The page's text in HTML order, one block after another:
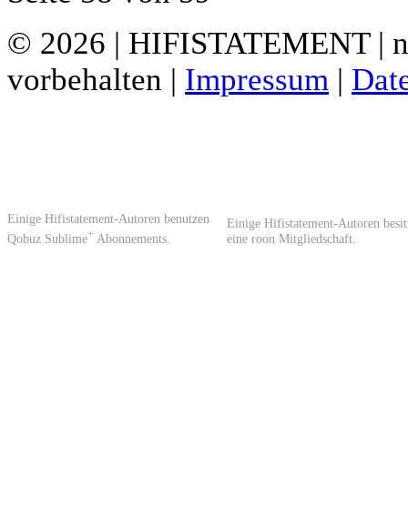
© 2026 | HIFISTATEMENT |
vorbehalten | Impressum |
Einige Hifistatement-Autoren benutzen
Qobuz Sublime+ Abonnements.
Einige Hifistatement-Autoren
eine roon Mitgliedschaft.